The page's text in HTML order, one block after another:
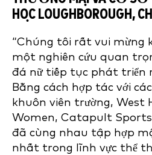
HỌC LOUGHBOROUGH,
“Chúng tôi rất vui mừng
một nghiên cứu quan
đá nữ tiếp tục phát triển
Bằng cách hợp tác với
khuôn viên trường, West
Women, Catapult
đã cùng nhau tập hợp
nhất trong lĩnh vực thể